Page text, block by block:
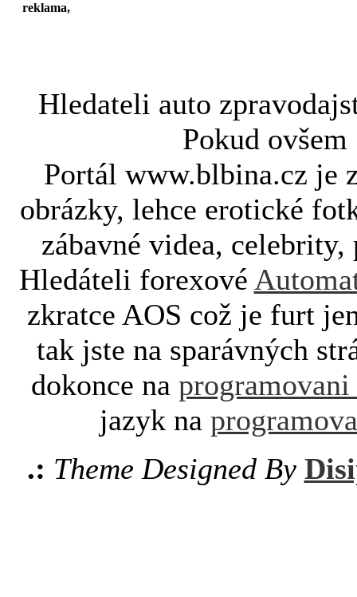
reklama,
Hledateli auto
Pokud
Portál www.blbina.cz je
obrázky, lehce erotické
zábavné videa,
Hledáteli forexové
zkratce AOS což je furt
tak jste na sparávných
dokonce na programovani
jazyk na
.: Theme Designed By